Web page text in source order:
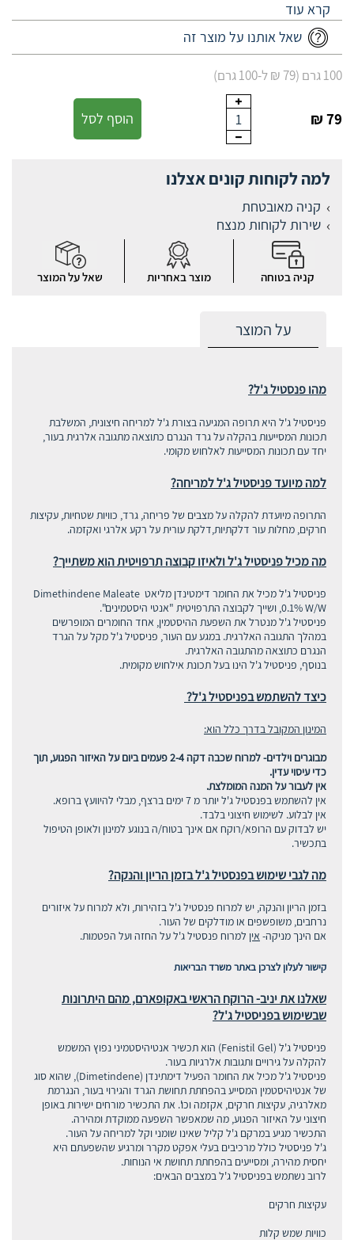
רקע אלרגיה ואקזמה.
שאל אותנו על מוצר זה
100 גרם (79 ₪ ל-100 גרם)
79 ₪
1 הוסף לסל
למה לקוחות קונים אצלנו
קניה מאובטחת
שירות לקוחות מנצח
קניה בטוחה מוצר באחריות שאל על המוצר
על המוצר
מהו פנסטיל ג'ל?
פניסטיל ג'ל היא תרופה המגיעה בצורת ג'ל למריחה חיצונית, המשלבת
תכונות המסייעות בהקלה על גרד הנגרם כתוצאה מתגובה אלרגית בעור,
יחד עם תכונות המסייעות לאלחוש מקומי.
למה מיועד פניסטיל ג'ל למריחה?
התרופה מיועדת להקלה על מצבים של פריחה, גרד, כוויות שטחיות, עקיצות
חרקים, מחלות עור דלקתיות,דלקת עורית על רקע אלרגי ואקזמה.
מה מכיל פניסטיל ג'ל ולאיזו קבוצה תרפויטית הוא משתייך?
פניסטיל ג'ל מכיל את החומר דימטינדן מליאט Dimethindene Maleate
0.1% W/W, ושייך לקבוצה התרפויטית "אנטי היסטמינים".
פניסטיל ג'ל מנטרל את השפעת ההיסטמין, אחד החומרים המופרשים
במהלך התגובה האלרגית. במגע עם העור, פניסטיל ג'ל מקל על הגרד
הנגרם כתוצאה מהתגובה האלרגית.
בנוסף, פניסטיל ג'ל הינו בעל תכונת אילחוש מקומית.
כיצד להשתמש בפניסטיל ג'ל?
המינון המקובל בדרך כלל הוא:
מבוגרים וילדים- למרוח שכבה דקה 2-4 פעמים ביום על האיזור הפגוע, תוך
כדי עיסוי עדין.
אין לעבור על המנה המומלצת.
אין להשתמש בפנסטיל ג'ל יותר מ 7 ימים ברצף, מבלי להיוועץ ברופא.
אין לבלוע. לשימוש חיצוני בלבד.
יש לבדוק עם הרופא/רוקח אם אינך בטוח/ה בנוגע למינון ולאופן הטיפול
בתכשיר.
מה לגבי שימוש בפנסטיל ג'ל בזמן הריון והנקה?
בזמן הריון והנקה, יש למרוח פנסטיל ג'ל בזהירות, ולא למרוח על איזורים
נרחבים, משופשפים או מודלקים של העור.
אם הינך מניקה- אין למרוח פנסטיל ג'ל על החזה ועל הפטמות.
קישור לעלון לצרכן באתר משרד הבריאות
שאלנו את יניב- הרוקח הראשי באקופארם, מהם היתרונות
שבשימוש בפניסטיל ג'ל?
פניסטיל ג'ל (Fenistil Gel) הוא תכשיר אנטיהיסטמיני נפוץ המשמש
להקלה על גירויים ותגובות אלרגיות בעור.
פניסטיל ג'ל מכיל את החומר הפעיל דימתינדן (Dimetindene), שהוא סוג
של אנטיהיסטמין המסייע בהפחתת תחושת הגרד והגירוי בעור, הנגרמת
מאלרגיה, עקיצות חרקים, אקזמה וכו'. את התכשיר מורחים ישירות באופן
חיצוני על האיזור הפגוע, מה שמאפשר השפעה ממוקדת ומהירה.
התכשיר מגיע במרקם ג'ל קליל שאינו שומני וקל למריחה על העור.
ג'ל פניסטיל כולל מרכיבים בעלי אפקט מקרר ומרגיע שהשפעתם היא
יחסית מהירה, ומסייעים בהפחתת תחושת אי הנוחות.
לרוב נשתמש בפניסטיל ג'ל במצבים הבאים:
עקיצות חרקים
כוויות שמש קלות